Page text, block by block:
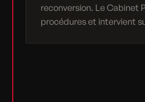
reconversion. Le Cabinet
procédures et intervient